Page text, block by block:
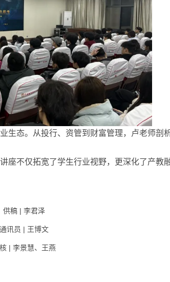
生态。从投行、资管到财富管理，卢老师剖
座不仅拓宽了学生行业视野，更深化了产教
供稿 | 李君泽
通讯员 | 王博文
| 李景慧、 王燕